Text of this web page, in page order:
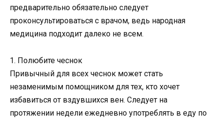
предварительно обязательно следует
проконсультироваться с врачом, ведь народная
медицина подходит далеко не всем.
1. Полюбите чеснок
Привычный для всех чеснок может стать
незаменимым помощником для тех, кто хочет
избавиться от вздувшихся вен. Следует на
протяжении недели ежедневно употреблять в еду по